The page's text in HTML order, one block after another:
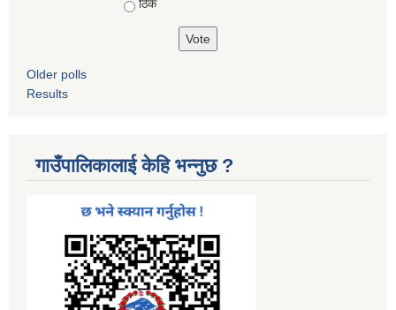
ठिकै
Older polls
Results
गाउँपालिकालाई केहि भन्नुछ ?